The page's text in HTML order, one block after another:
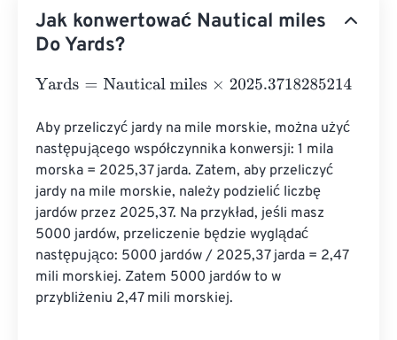
Jak konwertować Nautical miles
Do Yards?
Yards= Nautical miles ×2025.3718285214
Aby przeliczyć jardy na mile morskie, można użyć
następującego współczynnika konwersji: 1 mila
morska = 2025,37 jarda. Zatem, aby przeliczyć
jardy na mile morskie, należy podzielić liczbę
jardów przez 2025,37. Na przykład, jeśli masz
5000 jardów, przeliczenie będzie wyglądać
następująco: 5000 jardów / 2025,37 jarda = 2,47
mili morskiej. Zatem 5000 jardów to w
przybliżeniu 2,47 mili morskiej.